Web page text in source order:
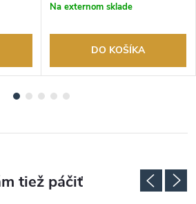
Na externom sklade
DO KOŠÍKA